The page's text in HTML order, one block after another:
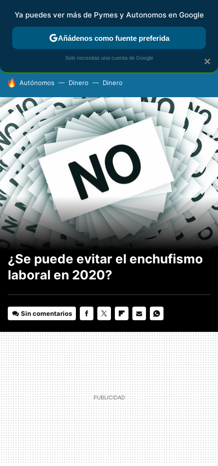
FISCALIDAD Y CONTABILIDAD KIT DIGITAL RENTA
HOY SE HABLA DE
Autónomos Dinero Dinero
¿Se puede evitar el enchufismo
laboral en 2020?
Sin comentarios
MAIL
×
Ya puedes ver más de Pymes y Autonomos en Google
Añádenos como fuente preferida
Solo necesitas una cuenta de Google